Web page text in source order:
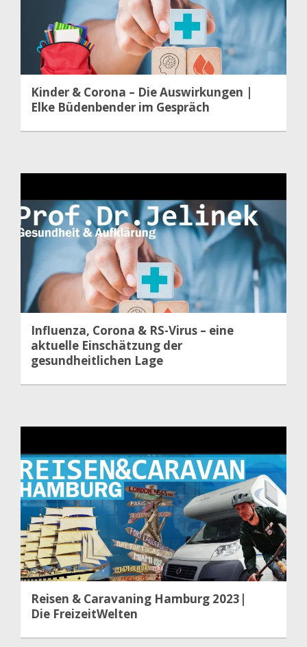
Kinder & Corona – Die Auswirkungen |
Elke Büdenbender im Gespräch
Influenza, Corona & RS-Virus – eine
aktuelle Einschätzung der
gesundheitlichen Lage
Reisen & Caravaning Hamburg 2023|
Die FreizeitWelten